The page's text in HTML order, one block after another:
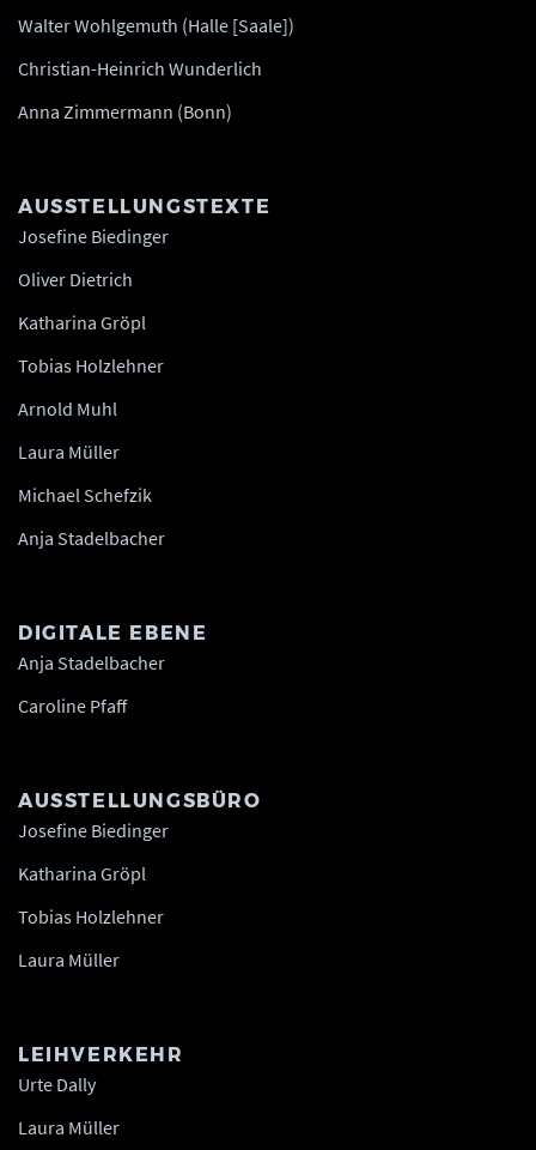
Walter Wohlgemuth (Halle [Saale])
Christian-Heinrich Wunderlich
Anna Zimmermann (Bonn)
AUSSTELLUNGSTEXTE
Josefine Biedinger
Oliver Dietrich
Katharina Gröpl
Tobias Holzlehner
Arnold Muhl
Laura Müller
Michael Schefzik
Anja Stadelbacher
DIGITALE EBENE
Anja Stadelbacher
Caroline Pfaff
AUSSTELLUNGSBÜRO
Josefine Biedinger
Katharina Gröpl
Tobias Holzlehner
Laura Müller
LEIHVERKEHR
Urte Dally
Laura Müller